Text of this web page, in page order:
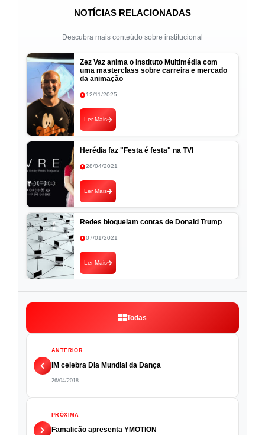
NOTÍCIAS RELACIONADAS
Descubra mais conteúdo sobre institucional
Zez Vaz anima o Instituto Multimédia com
uma masterclass sobre carreira e mercado
da animação
12/11/2025
Ler Mais
Herédia faz "Festa é festa" na TVI
28/04/2021
Ler Mais
Redes bloqueiam contas de Donald Trump
07/01/2021
Ler Mais
ANTERIOR
IM celebra Dia Mundial da Dança
26/04/2018
Todas
PRÓXIMA
Famalicão apresenta YMOTION